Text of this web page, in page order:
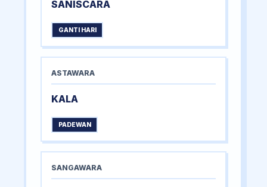
SANISCARA
GANTI HARI
ASTAWARA
KALA
PADEWAN
SANGAWARA